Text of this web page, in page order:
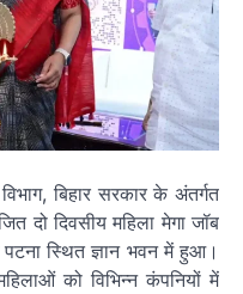
बिहार सरकार के अंतर्गत
दो दिवसीय महिला मेगा जॉब
स्थित ज्ञान भवन में हुआ।
को विभिन्न कंपनियों में